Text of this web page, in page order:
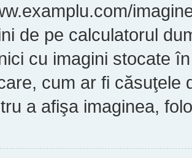
de pe calculatorul
cu imagini stocate
cum ar fi căsuţele
a afişa imaginea,